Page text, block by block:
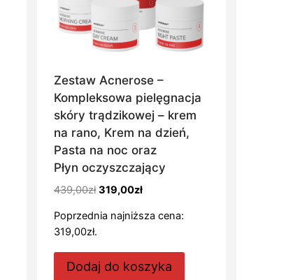
Zestaw Acnerose –
Kompleksowa pielęgnacja
skóry trądzikowej – krem
na rano, Krem na dzień,
Pasta na noc oraz
Płyn oczyszczający
439,00zł Pierwotna
wynosiła:
319,00złAktualna
wynosi:
Poprzednia najniższa cena:
319,00zł.
Dodaj do koszyka